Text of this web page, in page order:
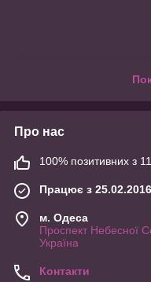
Товар дістанеться до
Про нас
100% позитивних з
Працює з 25.02.2016
м. Одеса
Проспект Небесної
Україна
Контакти